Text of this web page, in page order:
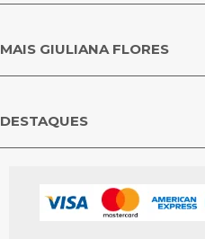
MAIS GIULIANA FLORES
DESTAQUES